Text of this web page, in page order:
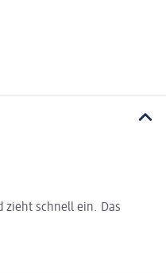
zieht schnell ein. Das